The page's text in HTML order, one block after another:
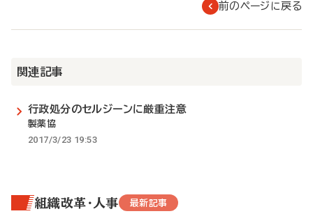
前のページに戻る
関連記事
行政処分のセルジーンに厳重注意
製薬協
2017/3/23 19:53
組織改革・人事 最新記事